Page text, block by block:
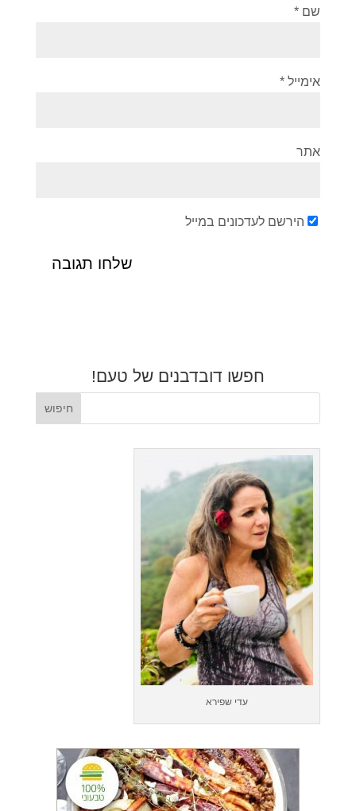
שם *
אימייל *
אתר
הירשם לעדכונים במייל
חפשו דובדבנים של טעם!
עדי שפירא